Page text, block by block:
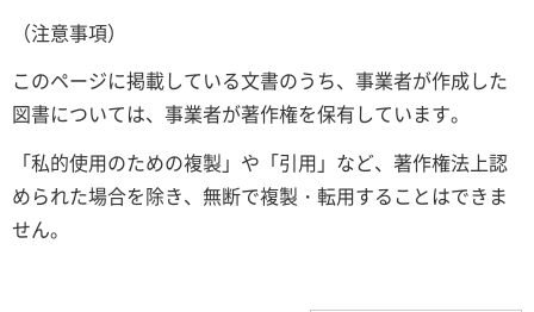
（注意事項）
このページに掲載している文書のうち、事業者が作成した
図書については、事業者が著作権を保有しています。
「私的使用のための複製」や「引用」など、著作権法上認
められた場合を除き、無断で複製・転用することはできま
せん。